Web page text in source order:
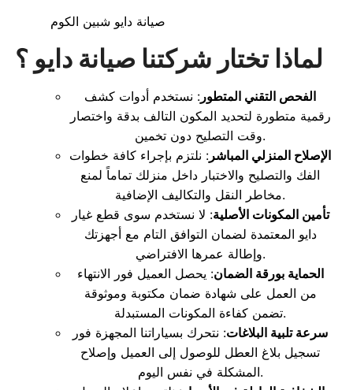
صيانة دايو شبين الكوم
لماذا تختار شركتنا صيانة دايو ؟
الفحص التقني المتطور : نستخدم أدوات كشف
رقمية متطورة لتحديد المكون التالف بدقة واختصار
وقت التصليح دون تخمين.
الإصلاح المنزلي المباشر : نلتزم بإجراء كافة خطوات
الفك والتصليح والاختبار داخل منزلك تماماً لمنع
مخاطر النقل والتكاليف الإضافية.
تأمين المكونات الأصلية: لا نستخدم سوى قطع غيار
دايو المعتمدة لضمان التوافق التام مع أجهزتك
وإطالة عمرها الافتراضي.
الحماية بورقة الضمان: يحصل العميل فور الانتهاء
من العمل على شهادة ضمان مكتوبة وموثوقة
تضمن كفاءة المكونات المستبدلة.
سرعة تلبية البلاغات: نتحرك بسياراتنا المجهزة فور
تسجيل بلاغ العطل للوصول إلى العميل وإصلاح
المشكلة في نفس اليوم.